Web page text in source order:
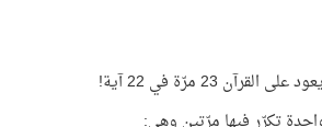
23 مرّة في 22 آية!